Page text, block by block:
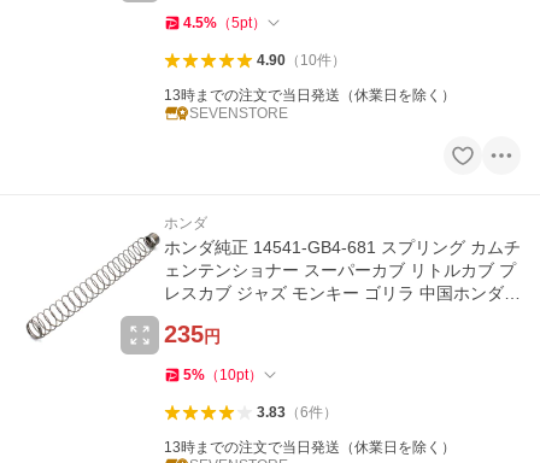
4.5% （5pt）
4.90（ 10件）
13時までの注文で当日発送（休業日を除く）
SEVENSTORE
ホンダ
ホンダ純正 14541-GB4-681 スプリング カムチ
ェンテンショナー スーパーカブ リトルカブ プ
レスカブ ジャズ モンキー ゴリラ 中国ホンダ純
235円
5% （ 10pt）
3.83（6件）
13時までの注文で当日発送（休業日を除く）